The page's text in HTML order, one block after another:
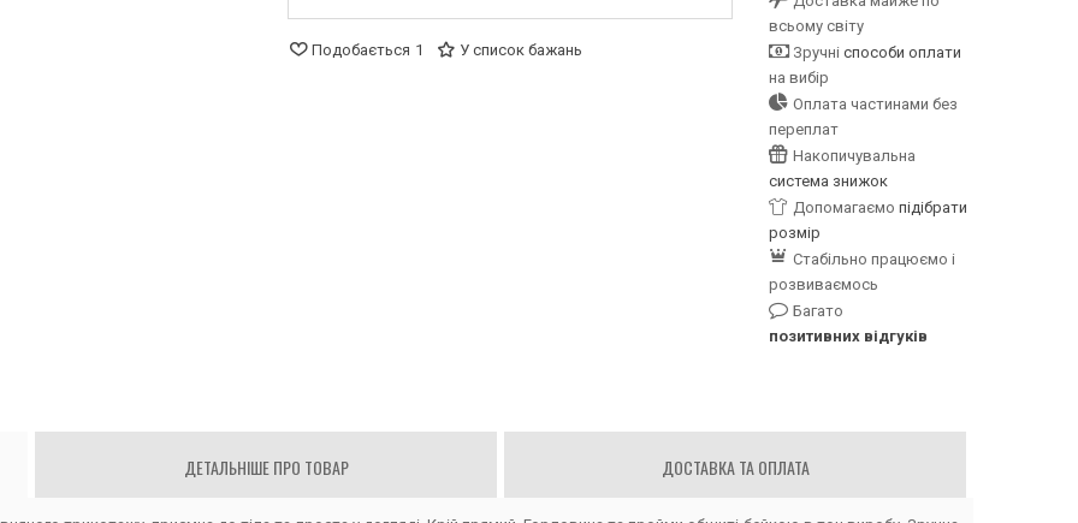
Подобається 1 У список бажань
всьому світу
Зручні способи оплати
на вибір
Оплата частинами без
переплат
Накопичувальна
система знижок
Допомагаємо підібрати
розмір
Стабільно працюємо і
розвиваємось
Багато
позитивних відгуків
ДЕТАЛЬНІШЕ ПРО ТОВАР ДОСТАВКА ТА ОПЛАТА